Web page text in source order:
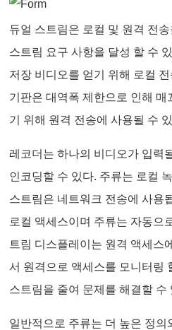
듀얼 스트림은 로컬 및 원격 전
스트림 요구 사항을 달성 할 수
저장 비디오를 얻기 위해 로컬
기판은 대역폭 제한으로 인해 매
기 위해 원격 전송에 사용될 수
레코더는 하나의 비디오가 입력
인코딩할 수 있다. 주류는 로컬
스트림은 네트워크 전송에 사용
로컬 액세스이며 주류는 자동으
트림 디스플레이는 원격 액세스
서 원격으로 액세스를 모니터링
스트림을 줄여 문제를 해결할 수
일반적으로 주류는 더 높은 정의